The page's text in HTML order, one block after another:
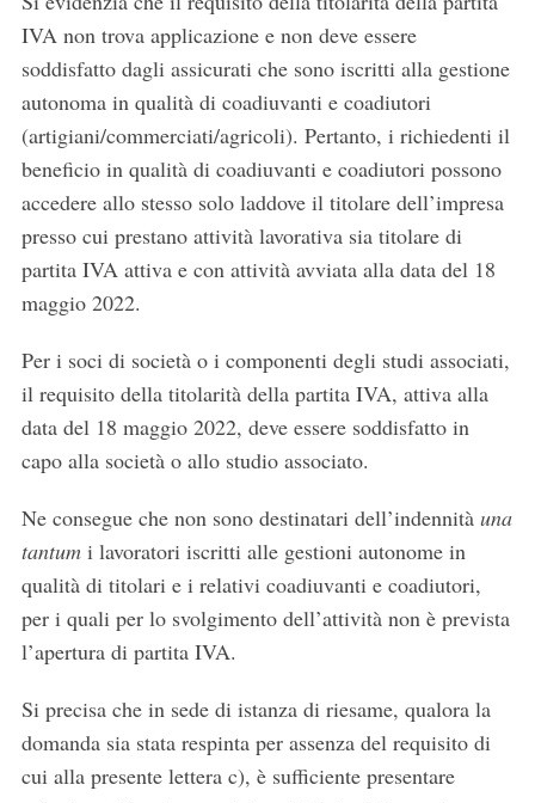
IVA non trova applicazione e non deve essere
soddisfatto dagli assicurati che sono iscritti alla gestione
autonoma in qualità di coadiuvanti e coadiutori
(artigiani/commerciati/agricoli). Pertanto, i richiedenti il
beneficio in qualità di coadiuvanti e coadiutori possono
accedere allo stesso solo laddove il titolare dell’impresa
presso cui prestano attività lavorativa sia titolare di
partita IVA attiva e con attività avviata alla data del 18
maggio 2022.
Per i soci di società o i componenti degli studi associati,
il requisito della titolarità della partita IVA, attiva alla
data del 18 maggio 2022, deve essere soddisfatto in
capo alla società o allo studio associato.
Ne consegue che non sono destinatari dell’indennità una
tantumi lavoratori iscritti alle gestioni autonome in
qualità di titolari e i relativi coadiuvanti e coadiutori,
per i quali per lo svolgimento dell’attività non è prevista
l’apertura di partita IVA.
Si precisa che in sede di istanza di riesame, qualora la
domanda sia stata respinta per assenza del requisito di
cui alla presente lettera c), è sufficiente presentare
e
a
r
h
o
r
: